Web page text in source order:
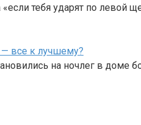
тебя ударят по левой
— все к лучшему?
на ночлег в доме